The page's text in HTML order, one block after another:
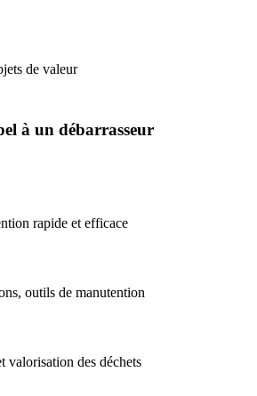
de valeur
à un débarrasseur
rapide et efficace
outils de manutention
valorisation des déchets